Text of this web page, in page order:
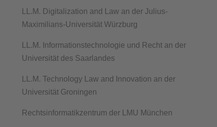
LL.M. Digitalization and Law an der Julius-
Maximilians-Universität Würzburg
LL.M. Informationstechnologie und Recht an der
Universität des Saarlandes
LL.M. Technology Law and Innovation an der
Universität Groningen
Rechtsinformatikzentrum der LMU München